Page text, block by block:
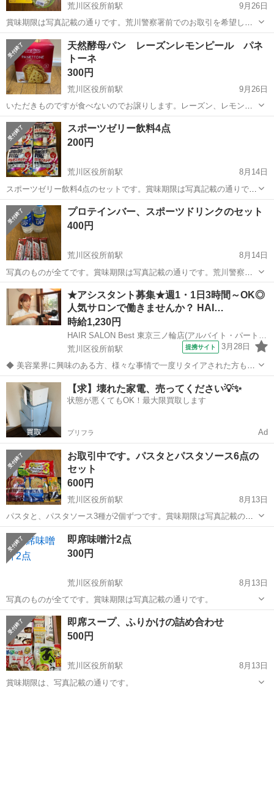
荒川区役所前駅
9月26日
賞味期限は写真記載の通りです。荒川警察署前でのお取引を希望して
います。
東京 荒川区 荒川区役所前駅 食品
天然酵母パン レーズンレモンピール パネ
トーネ
300円
荒川区役所前駅
9月26日
いただきものですが食べないのでお譲りします。レーズン、レモンピ
ールの入った天然酵母パンです。賞味期限は２０３０年４月２２日で
保存がききます。大きさは15センチ×10センチくらいで、結構ボリュ
ームがあります。 非常食にもいか...
東京 荒川区 荒川区役所前駅 食品
スポーツゼリー飲料4点
200円
荒川区役所前駅
8月14日
スポーツゼリー飲料4点のセットです。賞味期限は写真記載の通りで
す。
東京 荒川区 荒川区役所前駅 食品 ゼリー飲料
プロテインバー、スポーツドリンクのセット
400円
荒川区役所前駅
8月14日
写真のものが全てです。賞味期限は写真記載の通りです。荒川警察署
前でのお取引を希望しています。
東京 荒川区 荒川区役所前駅 食品 スポーツドリンク
★アシスタント募集★週1・1日3時間～OK◎
人気サロンで働きませんか？ HAI…
時給1,230円
荒川区役所前駅
提携サイト 3月28日
◆ 美容業界に興味のある方、様々な事情で一度リタイアされた方も大
歓迎！ ◆ 短時間から勤務OK◎子育て中の方やライフスタイルを大切
にしたいという方から、ダブルワーク希望の方、ガッツリ稼ぎたい！
という方も大活躍中です！ 美...
東京 荒川区 荒川区役所前駅 美容師
【求】壊れた家電、売ってください💡✨
状態が悪くてもOK！最大限買取します
プリフラ Ad
お取引中です。パスタとパスタソース6点の
セット
600円
荒川区役所前駅
8月13日
パスタと、パスタソース3種が2個ずつです。賞味期限は写真記載の通
りです。
東京 荒川区 荒川区役所前駅
即席味噌汁2点
300円
荒川区役所前駅
8月13日
写真のものが全てです。賞味期限は写真記載の通りです。
東京 荒川区 荒川区役所前駅 食品 賞味期限
即席スープ、ふりかけの詰め合わせ
500円
荒川区役所前駅
8月13日
賞味期限は、写真記載の通りです。